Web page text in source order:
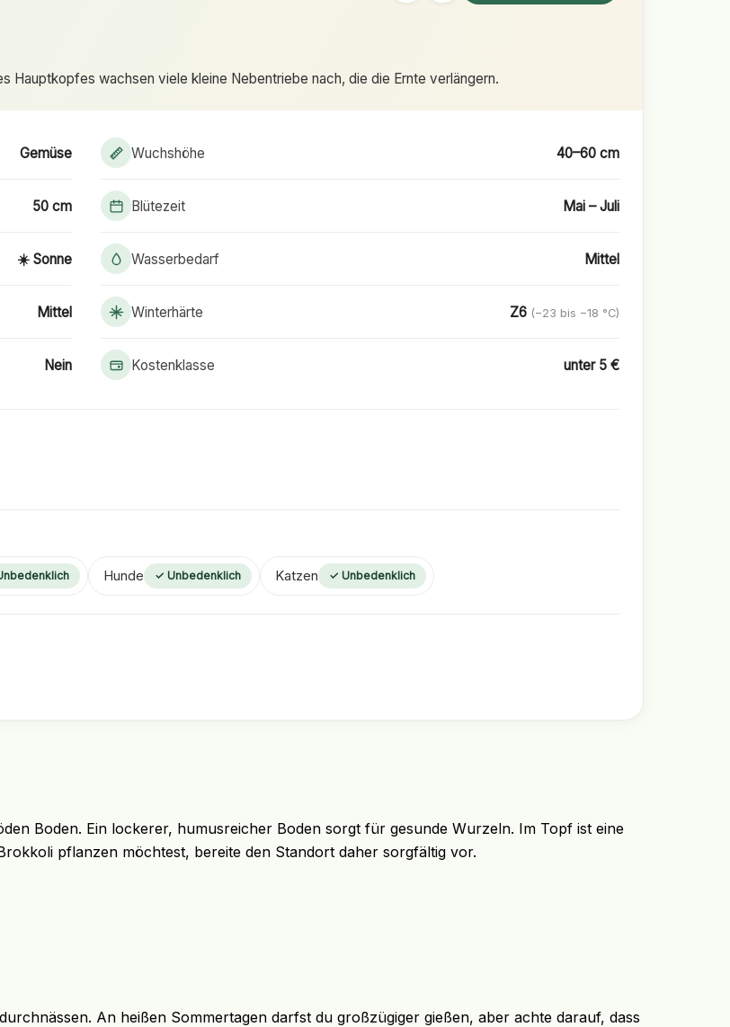
Hauptkopfes wachsen viele kleine Nebentriebe nach, die die Ernte verlängern.
Gemüse Wuchshöhe 40–60 cm
50 cm Blütezeit Mai – Juli
☀️ Sonne Wasserbedarf Mittel
Mittel Winterhärte Z6 (−23 bis −18 °C)
Nein Kostenklasse unter 5 €
Hunde ✓ Unbedenklich Katzen ✓ Unbedenklich
Boden. Ein lockerer, humusreicher Boden sorgt für gesunde Wurzeln. Im Topf ist eine
pflanzen möchtest, bereite den Standort daher sorgfältig vor.
An heißen Sommertagen darfst du großzügiger gießen, aber achte darauf, dass